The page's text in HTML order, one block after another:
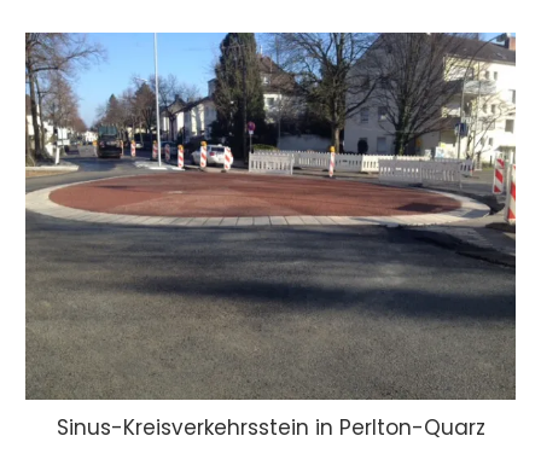
Sinus-Kreisverkehrsstein in Perlton-Quarz